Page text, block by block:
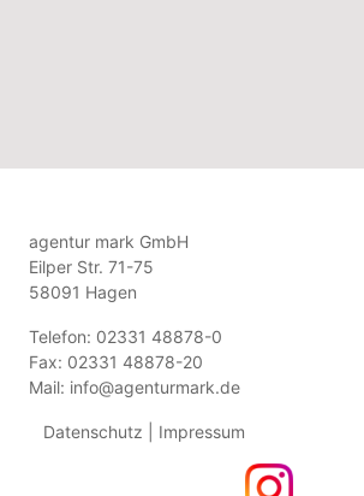
agentur mark GmbH
Eilper Str. 71-75
58091 Hagen
Telefon: 02331 48878-0
Fax: 02331 48878-20
Mail: info@agenturmark.de
Datenschutz Impressum